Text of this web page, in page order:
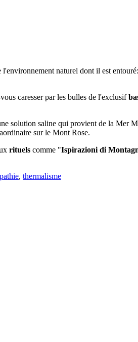
l'environnement naturel dont il est
caresser par les bulles de l'exclusif
solution saline qui provient de la Mer
sur le Mont Rose.
rituels comme "Ispirazioni di
, thermalisme